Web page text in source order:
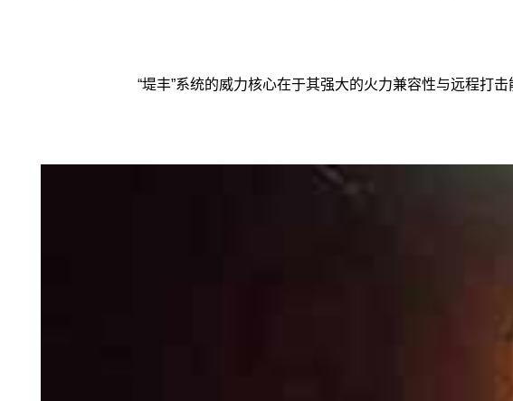
“堤丰”系统的威力核心在于其强大的火力兼容性与远程打